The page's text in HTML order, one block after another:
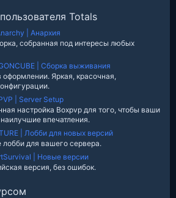
Totals
| Анархия
собранная под интересы любых
| Сборка выживания
Яркая, красочная,
| Server Setup
настройка Boxpvp для того, чтобы ваши
впечатления.
| Лобби для новых версий
лобби для вашего сервера.
| Новые версии
версия, без ошибок.